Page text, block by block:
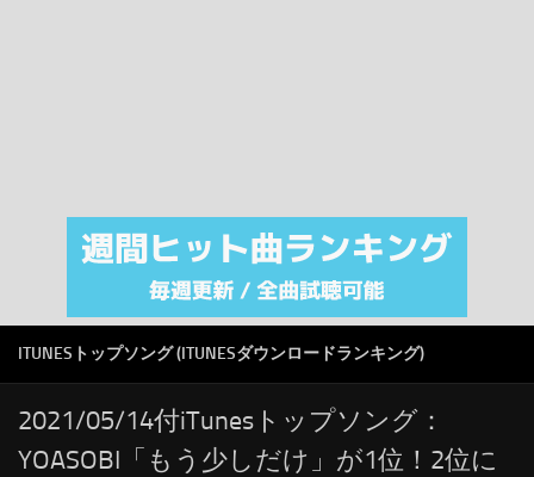
注目カテゴリ
オリジナルiTunes週間トップソング
RSS
LINKS
ITUNESトップソング (ITUNESダウンロードランキング)
2021/05/14付iTunesトップソング：
YOASOBI「もう少しだけ」が1位！2位に